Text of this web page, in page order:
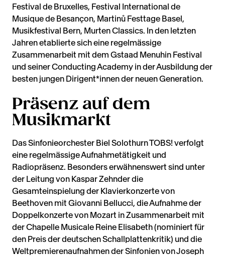
Festival de Bruxelles, Festival International de
Musique de Besançon, Martinů Festtage Basel,
Musikfestival Bern, Murten Classics. In den letzten
Jahren etablierte sich eine regelmässige
Zusammenarbeit mit dem Gstaad Menuhin Festival
und seiner Conducting Academy in der Ausbildung der
besten jungen Dirigent*innen der neuen Generation.
Präsenz auf dem
Musikmarkt
Das Sinfonieorchester Biel Solothurn TOBS! verfolgt
eine regelmässige Aufnahmetätigkeit und
Radiopräsenz. Besonders erwähnenswert sind unter
der Leitung von Kaspar Zehnder die
Gesamteinspielung der Klavierkonzerte von
Beethoven mit Giovanni Bellucci, die Aufnahme der
Doppelkonzerte von Mozart in Zusammenarbeit mit
der Chapelle Musicale Reine Elisabeth (nominiert für
den Preis der deutschen Schallplattenkritik) und die
Weltpremierenaufnahmen der Sinfonien von Joseph